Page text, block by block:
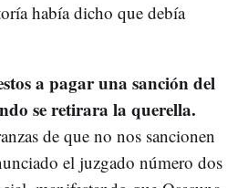
había dicho que debía
a pagar una sanción del
se retirara la querella.
de que no nos sancionen
el juzgado número dos